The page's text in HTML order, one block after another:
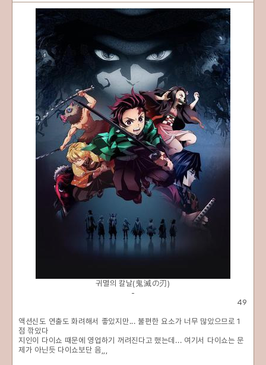
귀멸의 칼날(鬼滅の刃)
-
49
액션신도 연출도 화려해서 좋았지만... 불편한 요소가 너무 많았으므로 1
점 깎았다
지인이 다이쇼 때문에 영업하기 꺼려진다고 했는데... 여기서 다이쇼는 문
제가 아닌듯 다이쇼보단 음,,,